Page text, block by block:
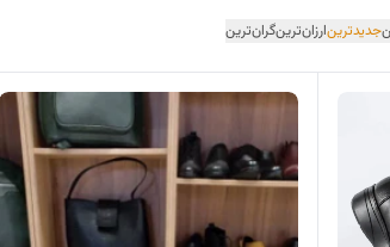
جدیدترینارزان‌ترینگران‌ترین